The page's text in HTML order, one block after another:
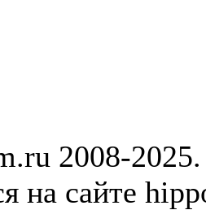
2008-
на сайте